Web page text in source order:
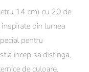
14 cm) cu 20 de
din lumea
pentru
incep sa distinga,
de culoare.